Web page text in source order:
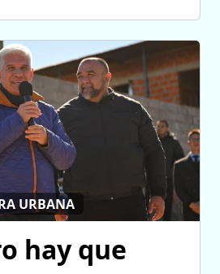
URBANA
hay que